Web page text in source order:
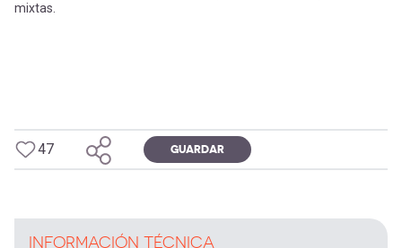
mixtas.
47 GUARDAR
INFORMACIÓN TÉCNICA